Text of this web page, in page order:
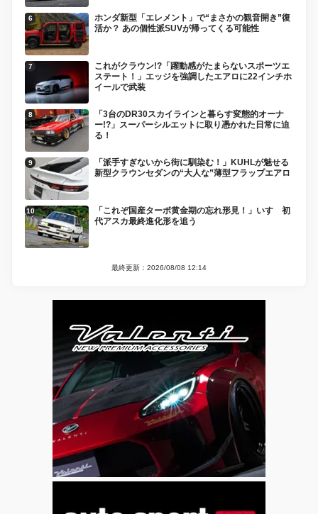
ホンダ新型「エレメント」で“まさかの観音開き”復
活か？ あの個性派SUVが帰ってくる可能性
これがクラウン!?「躍動感がたまらないスポーツエ
ステート！」エッジを強調したエアロに22インチホ
イールで武装
「3台のDR30スカイラインと暮らす変態的オーナ
ー!?」スーパーシルエットに取り憑かれた日常に迫
る！
「派手すぎないから街に馴染む！」KUHLが魅せる
新型クラウンセダンの“大人な”薄型フラップエアロ
「これぞ国産ターボ黄金期の忘れ形見！」いすゞ初
代アスカ最終進化形を追う
最終更新：2026/08/08 12:14